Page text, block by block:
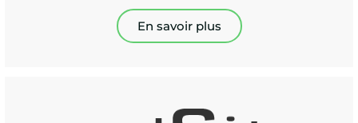
En savoir plus